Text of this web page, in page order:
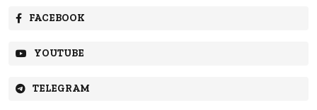
FACEBOOK
YOUTUBE
TELEGRAM